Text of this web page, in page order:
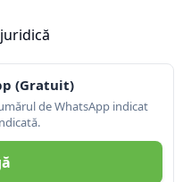
(Gratuit)
de WhatsApp indicat